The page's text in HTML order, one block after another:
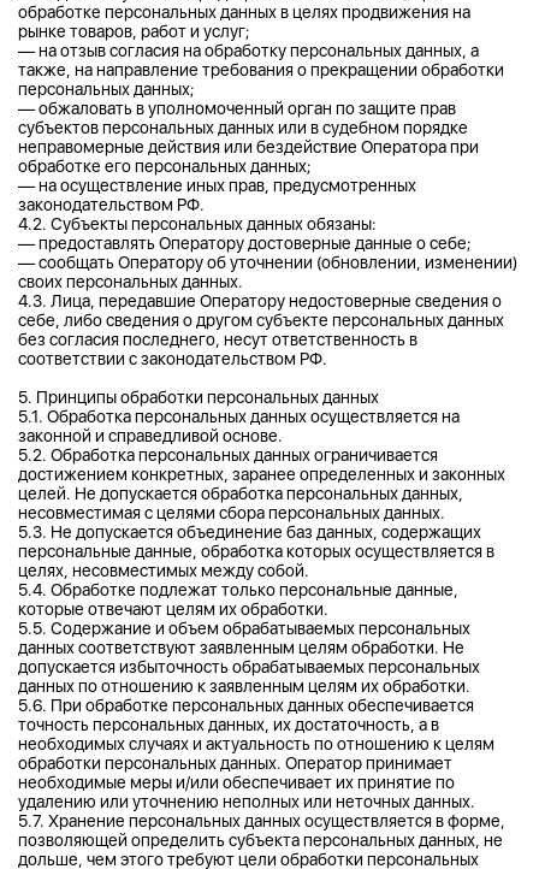
обработке персональных данных в целях продвижения на
рынке товаров, работ и услуг;
— на отзыв согласия на обработку персональных данных, а
также, на направление требования о прекращении обработки
персональных данных;
— обжаловать в уполномоченный орган по защите прав
субъектов персональных данных или в судебном порядке
неправомерные действия или бездействие Оператора при
обработке его персональных данных;
— на осуществление иных прав, предусмотренных
законодательством РФ.
4.2. Субъекты персональных данных обязаны:
— предоставлять Оператору достоверные данные о себе;
— сообщать Оператору об уточнении (обновлении, изменении)
своих персональных данных.
4.3. Лица, передавшие Оператору недостоверные сведения о
себе, либо сведения о другом субъекте персональных данных
без согласия последнего, несут ответственность в
соответствии с законодательством РФ.
5. Принципы обработки персональных данных
5.1. Обработка персональных данных осуществляется на
законной и справедливой основе.
5.2. Обработка персональных данных ограничивается
достижением конкретных, заранее определенных и законных
целей. Не допускается обработка персональных данных,
несовместимая с целями сбора персональных данных.
5.3. Не допускается объединение баз данных, содержащих
персональные данные, обработка которых осуществляется в
целях, несовместимых между собой.
5.4. Обработке подлежат только персональные данные,
которые отвечают целям их обработки.
5.5. Содержание и объем обрабатываемых персональных
данных соответствуют заявленным целям обработки. Не
допускается избыточность обрабатываемых персональных
данных по отношению к заявленным целям их обработки.
5.6. При обработке персональных данных обеспечивается
точность персональных данных, их достаточность, а в
необходимых случаях и актуальность по отношению к целям
обработки персональных данных. Оператор принимает
необходимые меры и/или обеспечивает их принятие по
удалению или уточнению неполных или неточных данных.
5.7. Хранение персональных данных осуществляется в форме,
позволяющей определить субъекта персональных данных, не
дольше, чем этого требуют цели обработки персональных